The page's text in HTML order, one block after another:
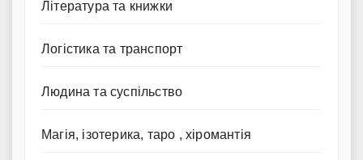
Література та книжки
Логістика та транспорт
Людина та суспільство
Магія, ізотерика, таро , хіромантія